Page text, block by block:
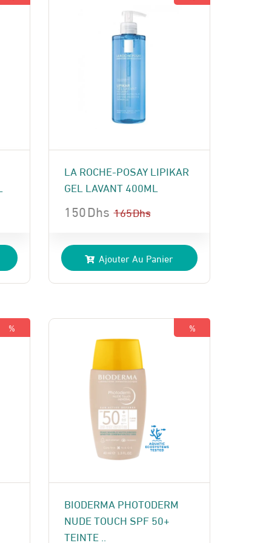
LA ROCHE-POSAY LIPIKAR
GEL LAVANT 400ML
165Dhs
prix
initial
était :
150Dhs
prix
actuel
est :
Ajouter Au Panier
% %
BIODERMA PHOTODERM
NUDE TOUCH SPF 50+
TEINTE ..